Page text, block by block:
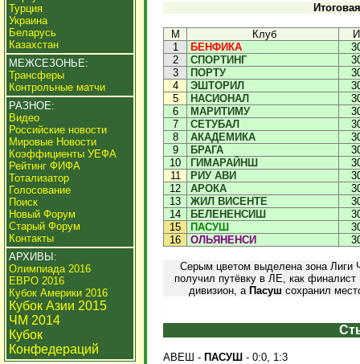
Турция
Украина
Беларусь
Казахстан
МЕЖСЕЗОНЬЕ:
Трансферы
Контрольные матчи
РАЗНОЕ:
Видео
Российские новости
Мировые Новости
Коэффициенты УЕФА
Рейтинг ФИФА
Тотализатор
Голосование
Поиск
Новый Форум
Старый Форум
Контакты
АРХИВЫ:
Олимпиада 2016
ЕВРО 2016
Кубок Америки 2016
Кубок Азии 2015
ЧМ 2014
Кубок
Конфедераций
М Клуб
И
1
БЕНФИКА
2
СПОРТИНГ
3
ПОРТУ
4
ЭШТОРИЛ
5
НАСИОНАЛ
6
МАРИТИМУ
7
СЕТУБАЛ
8
АКАДЕМИКА
9
БРАГА
10
ГИМАРАЙНШ
11
РИУ АВИ
12
АРОКА
13
ЖИЛ ВИСЕНТЕ
14
БЕЛЕНЕНСИШ
15
ПАСУШ
16
ОЛЬЯНЕНСИ
Серым цветом выделена зона Лиги
получил путёвку в ЛЕ, как
дивизион, а Пасуш сохранил
АВЕШ - ПАСУШ - 0:0, 1:3